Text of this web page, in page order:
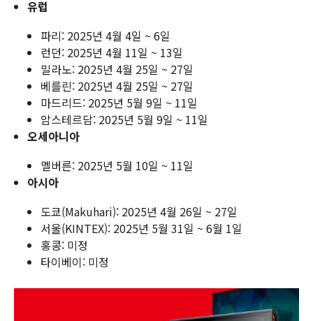
유럽
파리: 2025년 4월 4일 ~ 6일
런던: 2025년 4월 11일 ~ 13일
밀라노: 2025년 4월 25일 ~ 27일
베를린: 2025년 4월 25일 ~ 27일
마드리드: 2025년 5월 9일 ~ 11일
암스테르담: 2025년 5월 9일 ~ 11일
오세아니아
멜버른: 2025년 5월 10일 ~ 11일
아시아
도쿄(Makuhari): 2025년 4월 26일 ~ 27일
서울(KINTEX): 2025년 5월 31일 ~ 6월 1일
홍콩: 미정
타이베이: 미정